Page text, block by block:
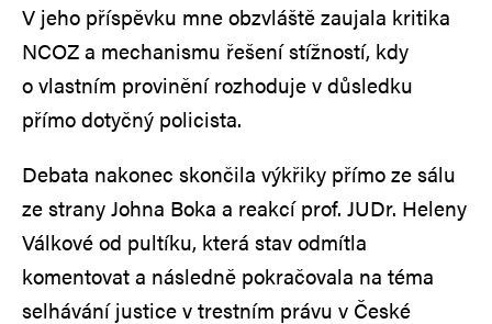
V jeho příspěvku mne obzvláště zaujala kritika
NCOZ a mechanismu řešení stížností, kdy
o vlastním provinění rozhoduje v důsledku
přímo dotyčný policista.
Debata nakonec skončila výkřiky přímo ze sálu
ze strany Johna Boka a reakcí prof. JUDr. Heleny
Válkové od pultíku, která stav odmítla
komentovat a následně pokračovala na téma
selhávání justice v trestním právu v České